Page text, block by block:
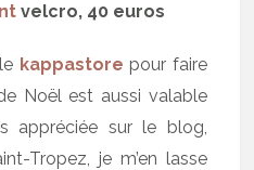
velcro, 40 euros
kappastore pour faire
Noël est aussi valable
appréciée sur le blog,
Tropez, je m’en lasse